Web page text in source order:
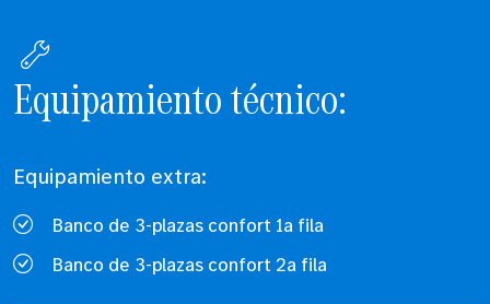
Equipamiento técnico:
Equipamiento extra:
Banco de 3-plazas confort 1a fila
Banco de 3-plazas confort 2a fila